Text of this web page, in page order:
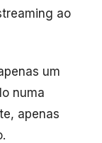
ao
um
numa
apenas